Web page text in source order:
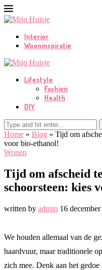
Interior
Wooninspiratie
Lifestyle
Fashion
Health
DIY
Home » Blog » Tijd om
voor bio-ethanol!
Wonen
Tijd om afscheid
schoorsteen: kies
written by admin 16
We houden allemaal van de
haardvuur, maar traditionele
zich mee. Denk aan het